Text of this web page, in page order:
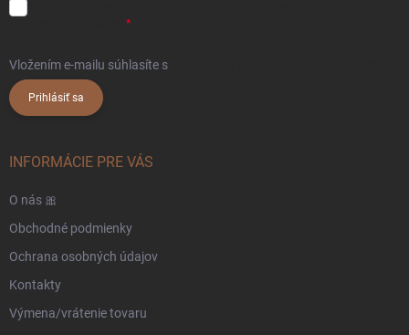
Vložením e-mailu súhlasíte s
Prihlásiť sa
INFORMÁCIE PRE VÁS
O nás 🎀
Obchodné podmienky
Ochrana osobných údajov
Kontakty
Výmena/vrátenie tovaru